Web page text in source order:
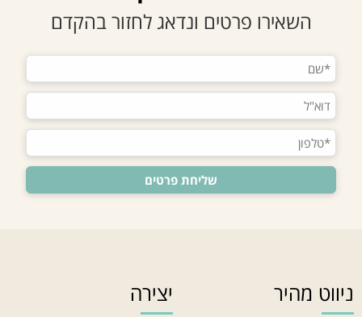
השאירו פרטים ונדאג לחזור בהקדם
ניווט מהיר יצירה